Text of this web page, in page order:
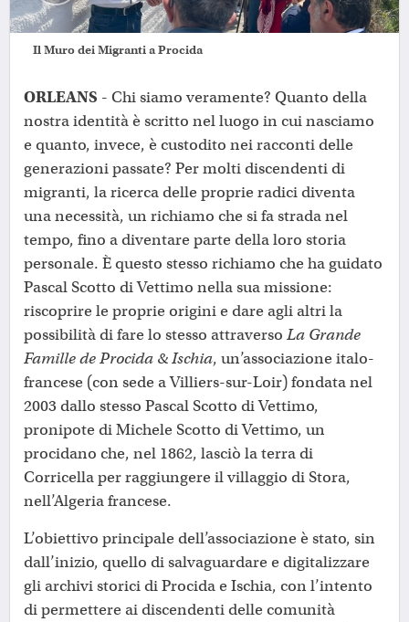
Il Muro dei Migranti a Procida
ORLEANS - Chi siamo veramente? Quanto della
nostra identità è scritto nel luogo in cui nasciamo
e quanto, invece, è custodito nei racconti delle
generazioni passate? Per molti discendenti di
migranti, la ricerca delle proprie radici diventa
una necessità, un richiamo che si fa strada nel
tempo, fino a diventare parte della loro storia
personale. È questo stesso richiamo che ha guidato
Pascal Scotto di Vettimo nella sua missione:
riscoprire le proprie origini e dare agli altri la
possibilità di fare lo stesso attraverso La Grande
Famille de Procida & Ischia, un’associazione italo-
francese (con sede a Villiers-sur-Loir) fondata nel
2003 dallo stesso Pascal Scotto di Vettimo,
pronipote di Michele Scotto di Vettimo, un
procidano che, nel 1862, lasciò la terra di
Corricella per raggiungere il villaggio di Stora,
nell’Algeria francese.
L’obiettivo principale dell’associazione è stato, sin
dall’inizio, quello di salvaguardare e digitalizzare
gli archivi storici di Procida e Ischia, con l’intento
di permettere ai discendenti delle comunità